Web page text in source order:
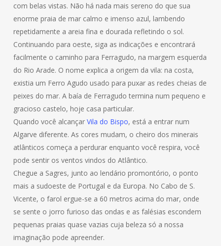
com belas vistas. Não há nada mais sereno do que sua
enorme praia de mar calmo e imenso azul, lambendo
repetidamente a areia fina e dourada refletindo o sol.
Continuando para oeste, siga as indicações e encontrará
facilmente o caminho para Ferragudo, na margem esquerda
do Rio Arade. O nome explica a origem da vila: na costa,
existia um Ferro Agudo usado para puxar as redes cheias de
peixes do mar. A baía de Ferragudo termina num pequeno e
gracioso castelo, hoje casa particular.
Quando você alcançar Vila do Bispo, está a entrar num
Algarve diferente. As cores mudam, o cheiro dos minerais
atlânticos começa a perdurar enquanto você respira, você
pode sentir os ventos vindos do Atlântico.
Chegue a Sagres, junto ao lendário promontório, o ponto
mais a sudoeste de Portugal e da Europa. No Cabo de S.
Vicente, o farol ergue-se a 60 metros acima do mar, onde
se sente o jorro furioso das ondas e as falésias escondem
pequenas praias quase vazias cuja beleza só a nossa
imaginação pode apreender.